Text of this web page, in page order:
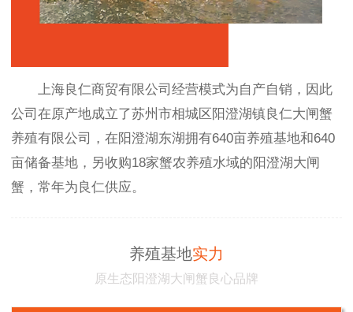
上海良仁商贸有限公司经营模式为自产自销，因此
公司在原产地成立了苏州市相城区阳澄湖镇良仁大闸蟹
养殖有限公司，在阳澄湖东湖拥有640亩养殖基地和640
亩储备基地，另收购18家蟹农养殖水域的阳澄湖大闸
蟹，常年为良仁供应。
养殖基地实力
原生态阳澄湖大闸蟹良心品牌